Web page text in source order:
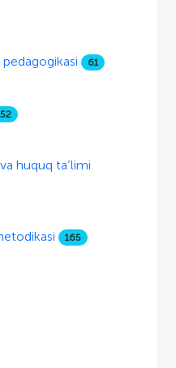
pedagogikasi 61
52
huquq ta’limi
165